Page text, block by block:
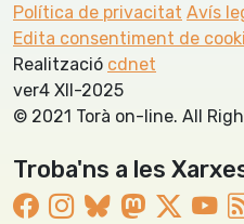
Política de privacitat Avís
Edita consentiment de
Realització cdnet
ver4 XII-2025
© 2021 Torà on-line. All
Troba'ns a les